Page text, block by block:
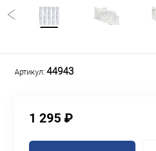
Артикул: 44943
1 295 ₽